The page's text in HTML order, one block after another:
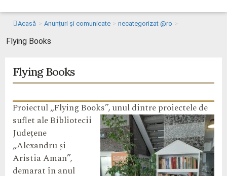
Acasă > Anunțuri și comunicate > necategorizat @ro >
Flying Books
Flying Books
Proiectul „Flying Books”, unul dintre proiectele de
suflet ale Bibliotecii
Județene
„Alexandru și
Aristia Aman”,
demarat în anul